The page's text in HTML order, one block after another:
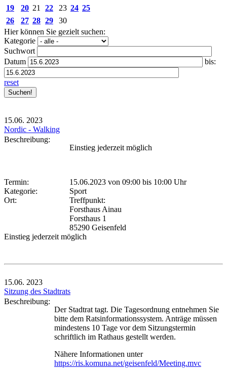
19
20 21 22 23 24 25
26
27 28 29
30
Hier können Sie gezielt suchen:
Kategorie
Suchwort
Datum
bis:
reset
15.06. 2023
Nordic - Walking
Beschreibung:
Einstieg jederzeit möglich
Termin: 15.06.2023 von 09:00 bis 10:00 Uhr
Kategorie:
Sport
Ort:
Treffpunkt:
Forsthaus Ainau
Forsthaus 1
85290 Geisenfeld
Einstieg jederzeit möglich
15.06. 2023
Sitzung des Stadtrats
Beschreibung:
Der Stadtrat tagt. Die Tagesordnung entnehmen Sie
bitte dem Ratsinformationssystem. Anträge müssen
mindestens 10 Tage vor dem Sitzungstermin
schriftlich im Rathaus gestellt werden.
Nähere Informationen unter
https://ris.komuna.net/geisenfeld/Meeting.mvc